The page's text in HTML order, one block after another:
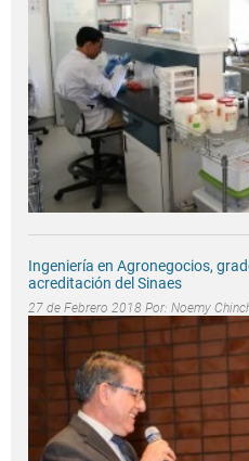
Ingeniería en Agronegocios,
acreditación del Sinaes
27 de Febrero 2018 Por: Noemy